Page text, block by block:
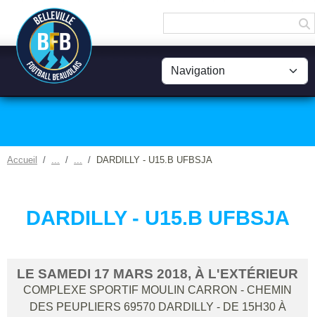
Accueil DARDILLY - U15.B UFBSJA
DARDILLY - U15.B UFBSJA
LE SAMEDI 17 MARS 2018, À L'EXTÉRIEUR
COMPLEXE SPORTIF MOULIN CARRON - CHEMIN
DES PEUPLIERS 69570 DARDILLY - DE 15H30 À
Panneau de gestion des cookies